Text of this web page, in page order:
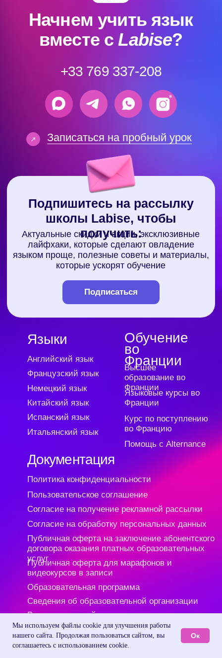
Мы используем файлы cookie для улучшения работы
нашего сайта. Продолжая пользоваться сайтом, вы
соглашаетесь с использованием cookie.
Ок